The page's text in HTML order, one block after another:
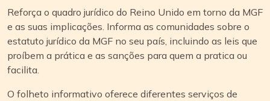
Reforça o quadro jurídico do Reino Unido em torno da MGF
e as suas implicações. Informa as comunidades sobre o
estatuto jurídico da MGF no seu país, incluindo as leis que
proíbem a prática e as sanções para quem a pratica ou
facilita.
O folheto informativo oferece diferentes serviços de